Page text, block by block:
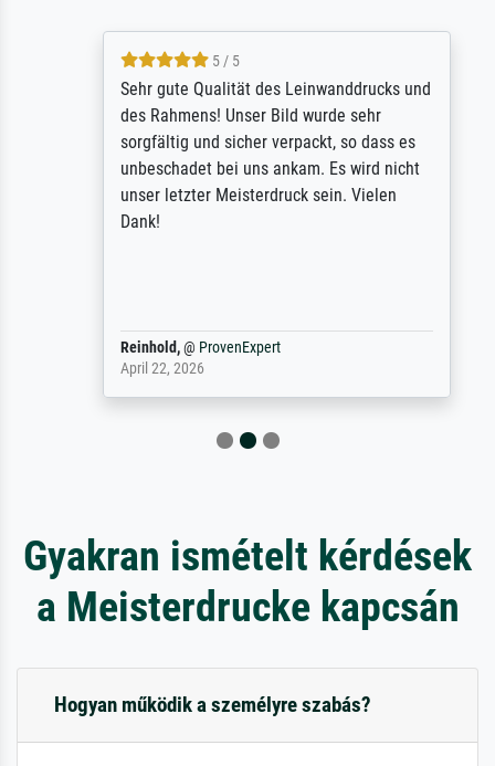
5 / 5
Sehr gute Qualität des Leinwanddrucks und
des Rahmens! Unser Bild wurde sehr
sorgfältig und sicher verpackt, so dass es
unbeschadet bei uns ankam. Es wird nicht
unser letzter Meisterdruck sein. Vielen
Dank!
Reinhold,@ProvenExpert
April 22, 2026
Gyakran ismételt kérdések
a Meisterdrucke kapcsán
Hogyan működik a személyre szabás?